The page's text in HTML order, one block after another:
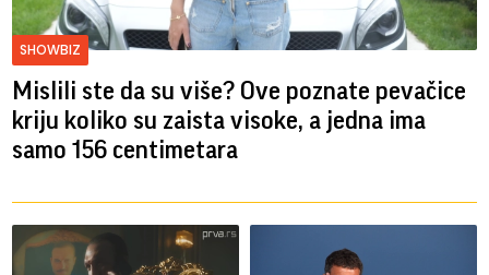
SHOWBIZ
Mislili ste da su više? Ove poznate pevačice
kriju koliko su zaista visoke, a jedna ima
samo 156 centimetara